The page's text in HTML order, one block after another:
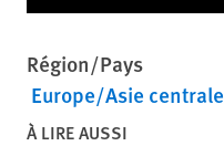
Région/Pays
Europe/Asie centrale
À LIRE AUSSI